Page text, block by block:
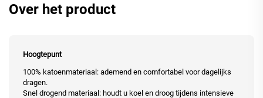
Over het product
Hoogtepunt
100% katoenmateriaal: ademend en comfortabel voor dagelijks
dragen.
Snel drogend materiaal: houdt u koel en droog tijdens intensieve